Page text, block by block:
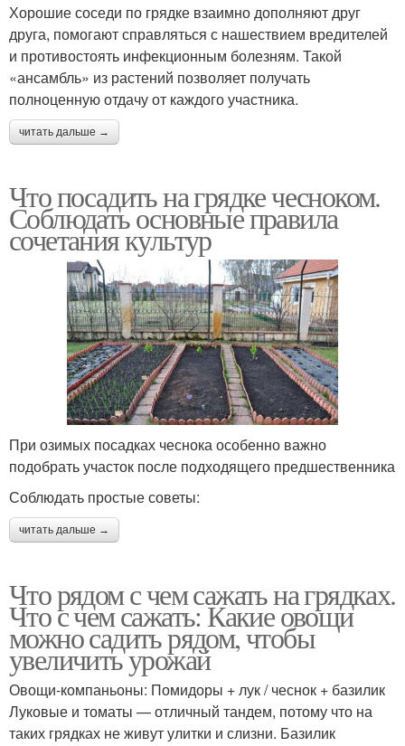
Хорошие соседи по грядке взаимно дополняют друг
друга, помогают справляться с нашествием вредителей
и противостоять инфекционным болезням. Такой
«ансамбль» из растений позволяет получать
полноценную отдачу от каждого участника.
читать дальше →
Что посадить на грядке чесноком.
Соблюдать основные правила
сочетания культур
При озимых посадках чеснока особенно важно
подобрать участок после подходящего предшественника
Соблюдать простые советы:
читать дальше →
Что рядом с чем сажать на грядках.
Что с чем сажать: Какие овощи
можно садить рядом, чтобы
увеличить урожай
Овощи-компаньоны: Помидоры + лук / чеснок + базилик
Луковые и томаты — отличный тандем, потому что на
таких грядках не живут улитки и слизни. Базилик